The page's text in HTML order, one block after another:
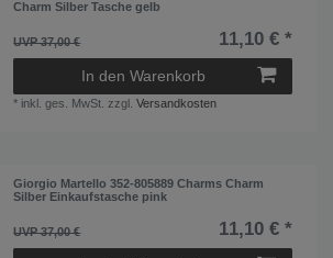
Charm Silber Tasche gelb
UVP 37,00 € 11,10 € *
In den Warenkorb
* inkl. ges. MwSt. zzgl.Versandkosten
Giorgio Martello 352-805889 Charms Charm
Silber Einkaufstasche pink
UVP 37,00 € 11,10 € *